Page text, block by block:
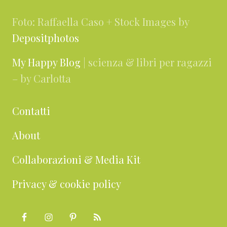
Foto: Raffaella Caso + Stock Images by
Depositphotos
My Happy Blog | scienza & libri per ragazzi
– by Carlotta
Contatti
About
Collaborazioni & Media Kit
Privacy & cookie policy